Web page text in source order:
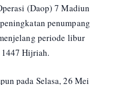
(Daop) 7 Madiun
penumpang
periode libur
Hijriah.
pada Selasa, 26 Mei